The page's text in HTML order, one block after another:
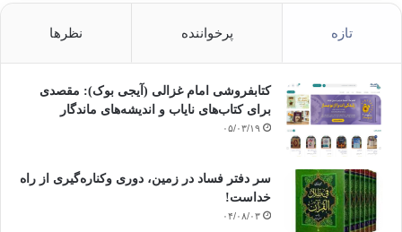
تازه پرخواننده نظرها
کتابفروشی امام غزالی (آیجی بوک): مقصدی
برای کتاب‌های نایاب و اندیشه‌های ماندگار
۰۵/۰۳/۱۹
سر دفتر فساد در زمین‌، دوری وکناره‌گیری از راه
خداست‌!
۰۴/۰۸/۰۳